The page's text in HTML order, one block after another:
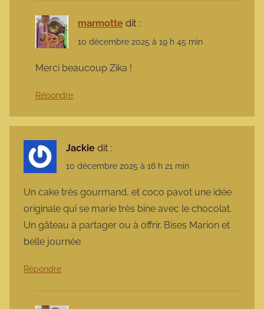
marmotte dit :
10 décembre 2025 à 19 h 45 min
Merci beaucoup Zika !
Répondre
Jackie dit :
10 décembre 2025 à 16 h 21 min
Un cake très gourmand, et coco pavot une idée
originale qui se marie très bine avec le chocolat.
Un gâteau à partager ou à offrir. Bises Marion et
belle journée
Répondre